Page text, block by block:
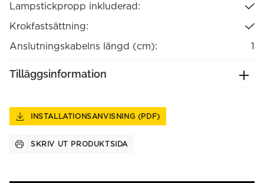
Lampstickpropp inkluderad:
Krokfastsättning:
Anslutningskabelns längd (cm):
1
Tilläggsinformation
INSTALLATIONSANVISNING (PDF)
SKRIV UT PRODUKTSIDA